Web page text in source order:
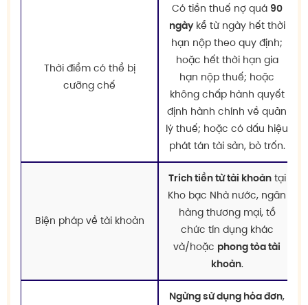
Thời điểm có thể bị
cưỡng chế
Có tiền thuế nợ quá 90
ngàykể từ ngày hết thời
hạn nộp theo quy định;
hoặc hết thời hạn gia
hạn nộp thuế; hoặc
không chấp hành quyết
định hành chính về quản
lý thuế; hoặc có dấu hiệu
phát tán tài sản, bỏ trốn.
Biện pháp về tài khoản
Trích tiền từ tài khoảntại
Kho bạc Nhà nước, ngân
hàng thương mại, tổ
chức tín dụng khác
và/hoặc phong tỏa tài
khoản.
Ngừng sử dụng hóa đơn,